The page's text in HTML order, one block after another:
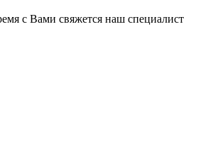
с Вами свяжется наш специалист